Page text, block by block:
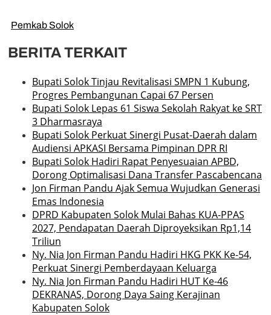
Pemkab Solok
BERITA TERKAIT
Bupati Solok Tinjau Revitalisasi SMPN 1 Kubung,
Progres Pembangunan Capai 67 Persen
Bupati Solok Lepas 61 Siswa Sekolah Rakyat ke SRT
3 Dharmasraya
Bupati Solok Perkuat Sinergi Pusat-Daerah dalam
Audiensi APKASI Bersama Pimpinan DPR RI
Bupati Solok Hadiri Rapat Penyesuaian APBD,
Dorong Optimalisasi Dana Transfer Pascabencana
Jon Firman Pandu Ajak Semua Wujudkan Generasi
Emas Indonesia
DPRD Kabupaten Solok Mulai Bahas KUA-PPAS
2027, Pendapatan Daerah Diproyeksikan Rp1,14
Triliun
Ny. Nia Jon Firman Pandu Hadiri HKG PKK Ke-54,
Perkuat Sinergi Pemberdayaan Keluarga
Ny. Nia Jon Firman Pandu Hadiri HUT Ke-46
DEKRANAS, Dorong Daya Saing Kerajinan
Kabupaten Solok